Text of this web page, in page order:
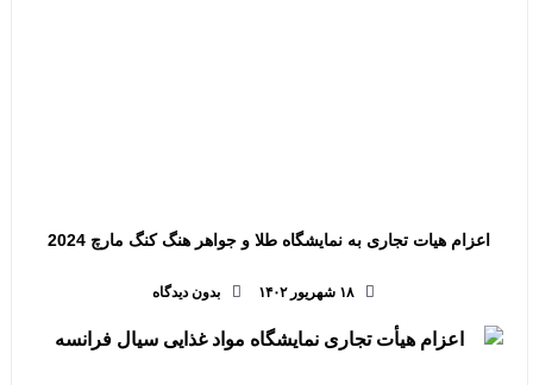
اعزام هیات تجاری به نمایشگاه طلا و جواهر هنگ کنگ مارچ 2024
۱۸ شهریور ۱۴۰۲ بدون دیدگاه